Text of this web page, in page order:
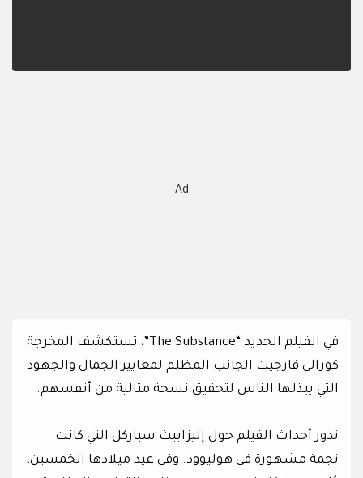
Ad
في الفيلم الجديد “The Substance”، تستكشف المخرجة
كورالي فارجيت الجانب المظلم لمعايير الجمال والجهود
التي يبذلها الناس لتحقيق نسخة مثالية من أنفسهم.
تدور أحداث الفيلم حول إليزابيث سباركل التي كانت
نجمة مشهورة في هوليوود. وفي عيد ميلادها الخمسين،